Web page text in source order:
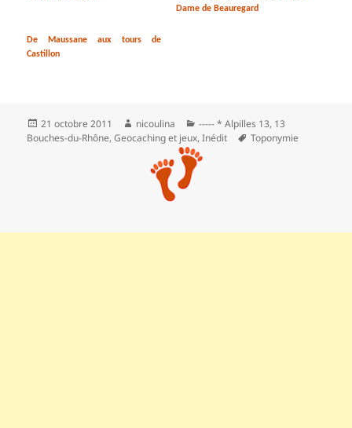
Dame de Beauregard
De Maussane aux tours de
Castillon
Publié
le
21 octobre 2011 Auteur
nicoulina Catégories
----- * Alpilles 13, 13
Bouches-du-Rhône,Geocaching et jeux,Inédit Mots-
clés
Toponymie